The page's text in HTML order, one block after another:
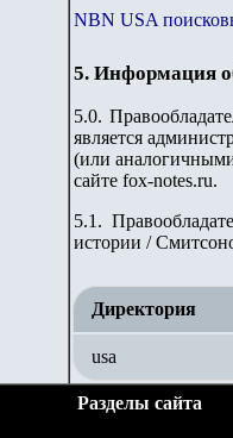
NBN USA
5. Информация
5.0.
является
(или
сайте fox-notes.ru.
5.1.
истории /
Директория
usa
Разделы сайта